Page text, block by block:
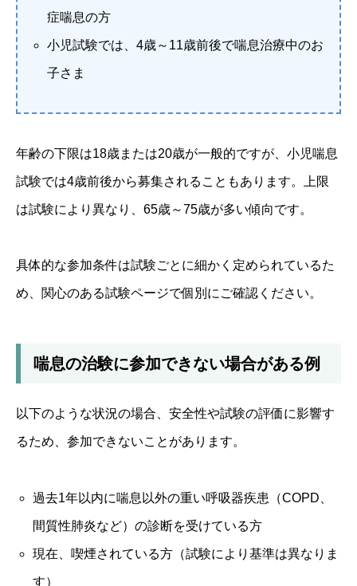
症喘息の方
小児試験では、4歳～11歳前後で喘息治療中のお
子さま
年齢の下限は18歳または20歳が一般的ですが、小児喘息
試験では4歳前後から募集されることもあります。上限
は試験により異なり、65歳～75歳が多い傾向です。
具体的な参加条件は試験ごとに細かく定められているた
め、関心のある試験ページで個別にご確認ください。
喘息の治験に参加できない場合がある例
以下のような状況の場合、安全性や試験の評価に影響す
るため、参加できないことがあります。
過去1年以内に喘息以外の重い呼吸器疾患（COPD、
間質性肺炎など）の診断を受けている方
現在、喫煙されている方（試験により基準は異なりま
す）